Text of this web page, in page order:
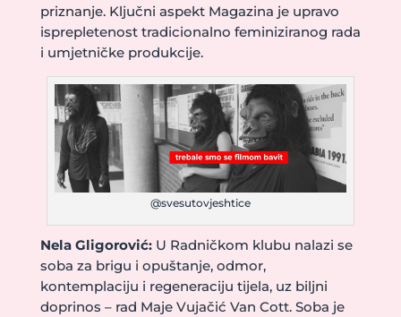
priznanje. Ključni aspekt Magazina je upravo
isprepletenost tradicionalno feminiziranog rada
i umjetničke produkcije.
@svesutovjeshtice
Nela Gligorović:U Radničkom klubu nalazi se
soba za brigu i opuštanje, odmor,
kontemplaciju i regeneraciju tijela, uz biljni
doprinos – rad Maje Vujačić Van Cott. Soba je